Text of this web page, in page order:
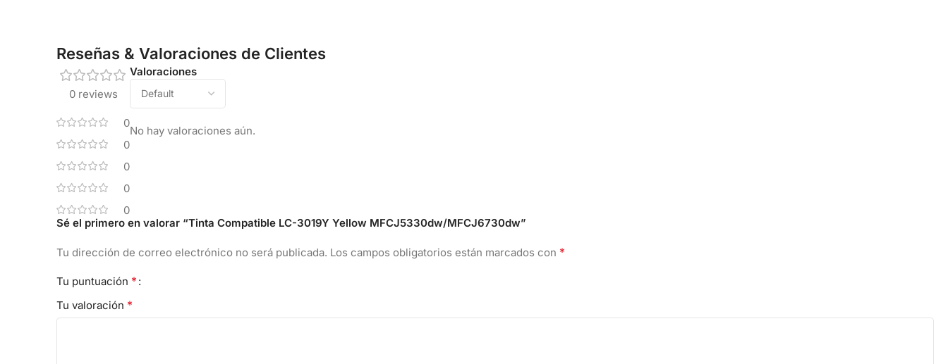
Reseñas & Valoraciones de Clientes
0 reviews
0
0
0
0
0
Valoraciones
No hay valoraciones aún.
Sé el primero en valorar “Tinta Compatible LC-3019Y Yellow MFCJ5330dw/MFCJ6730dw”
Tu dirección de correo electrónico no será publicada. Los campos obligatorios están marcados con *
Tu puntuación *
Tu valoración *